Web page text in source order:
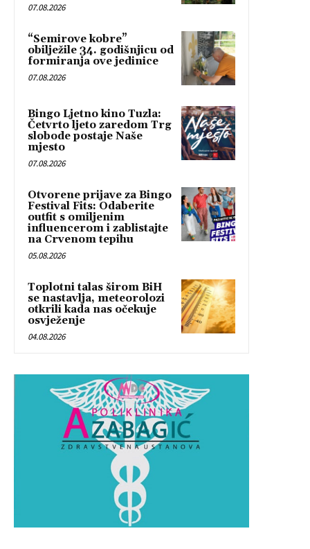
07.08.2026
“Semirove kobre”
obilježile 34. godišnjicu od
formiranja ove jedinice
07.08.2026
Bingo Ljetno kino Tuzla:
Četvrto ljeto zaredom Trg
slobode postaje Naše
mjesto
07.08.2026
Otvorene prijave za Bingo
Festival Fits: Odaberite
outfit s omiljenim
influencerom i zablistajte
na Crvenom tepihu
05.08.2026
Toplotni talas širom BiH
se nastavlja, meteorolozi
otkrili kada nas očekuje
osvježenje
04.08.2026